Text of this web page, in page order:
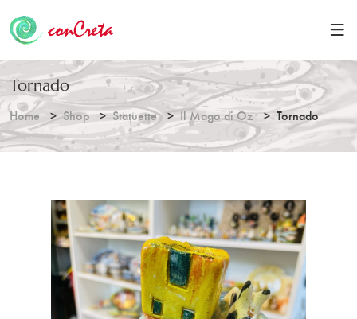
Tornado
Home Shop Statuette Il Mago di Oz Tornado